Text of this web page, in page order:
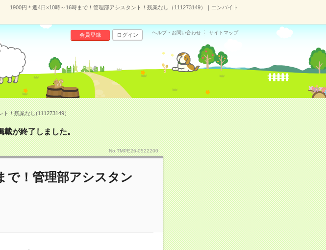
1900円＊週4日×10時～16時まで！管理部アシスタント！残業なし（111273149）｜エンバイト
会員登録 ログイン ヘルプ・お問い合わせ サイトマップ
ト！残業なし(111273149）
載が終了しました。
No.TMPE26-0522200
で！管理部アシスタン